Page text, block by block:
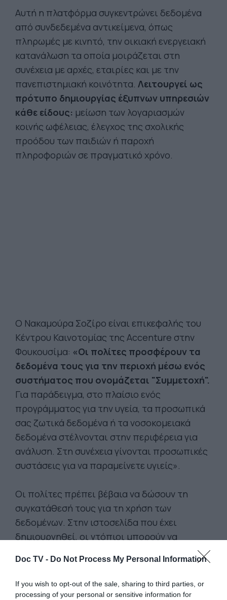
Doc TV - Do Not Process My Personal Information
If you wish to opt-out of the sale, sharing to third parties, or
processing of your personal or sensitive information for
Αυτή η πλατφόρμα συγκεντρώνει δεδομένα
από συνδεδεμένα αντικείμενα, όπως
πληρωμές με κινητό, την οικιακή ενεργειακή
κατανάλωση τα οποία μοιράζεται στη
συνέχεια με αρχές, εταιρίες και με την
πανεπιστημιακή κοινότητα. Λειτουργεί ως
πρότυπο δημιουργίας έξυπνων υπηρεσιών
κάθε είδους: μείωση των λογαριασμών
κοινής ωφέλειας, έλεγχος της σχολικής
προόδου των παιδιών ή παροχή
πληροφοριών σε πραγματικό χρόνο.
Ο Νακαμούρα Σοζίρο είναι επικεφαλής του
Κέντρου Καινοτομίας της Accenture στην
Φουκουσίμα: «Οι πολίτες προσφέρουν τα
δεδομένα τους για την περιοχή μέσω ενός
συστήματος που ονομάζεται "Συμμετοχή".
Για παράδειγμα, στο πλαίσιο ενός
προγράμματος για την υγεία, τα προσωπικά
σας ζωτικά δεδομένα ή τα νοσοκομειακά
δεδομένα στέλνονται στην περιφέρεια για
ανάλυση. Στη συνέχεια γίνονται προσωπικές
συστάσεις για να παραμείνετε υγιείς».
Οι πολίτες πρέπει βέβαια να δώσουν τη
συγκατάθεσή τους για τη χρήση των
δεδομένων. Στην ιστοσελίδα που έχει
δημιουργηθεί, οι ντόπιοι μπορούν να
μοιραστούν τα δεδομένα που θέλουν. Όσο
περισσότερα προσφέρουν, τόσο πιο
εξατομικευμένες γίνονται οι υπηρεσίες. Όσο
περισσότερα άτομα συμμετέχουν στο